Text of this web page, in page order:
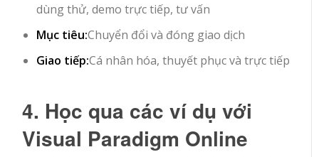
dùng thử, demo trực tiếp, tư vấn
Mục tiêu:Chuyển đổi và đóng giao dịch
Giao tiếp:Cá nhân hóa, thuyết phục và trực tiếp
4. Học qua các ví dụ với
Visual Paradigm Online